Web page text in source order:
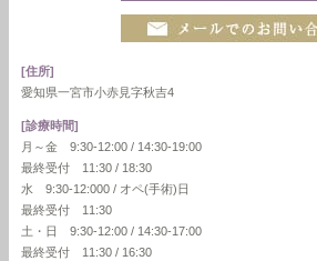
[住所]
愛知県一宮市小赤見字秋吉4
[診療時間]
月～金 9:30-12:00 / 14:30-19:00
最終受付 11:30 / 18:30
水 9:30-12:000 / オペ(手術)日
最終受付 11:30
土・日 9:30-12:00 / 14:30-17:00
最終受付 11:30 / 16:30